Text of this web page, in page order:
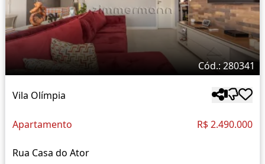
Cód.: 280341
Vila Olímpia
Apartamento R$ 2.490.000
Rua Casa do Ator